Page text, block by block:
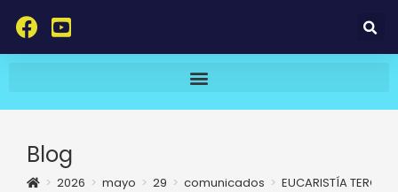
Blog
> 2026 > mayo > 29 > comunicados > EUCARISTÍA